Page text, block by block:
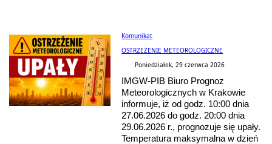
Komunikat
OSTRZEŻENIE METEOROLOGICZNE
Poniedziałek, 29 czerwca 2026
IMGW-PIB Biuro Prognoz
Meteorologicznych w Krakowie
informuje, iż od godz. 10:00 dnia
27.06.2026 do godz. 20:00 dnia
29.06.2026 r., prognozuje się upały.
Temperatura maksymalna w dzień